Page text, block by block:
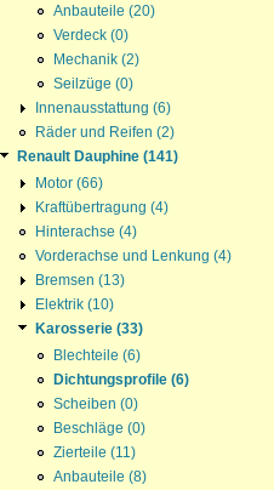
Anbauteile (20)
Verdeck (0)
Mechanik (2)
Seilzüge (0)
Innenausstattung (6)
Räder und Reifen (2)
Renault Dauphine (141)
Motor (66)
Kraftübertragung (4)
Hinterachse (4)
Vorderachse und Lenkung (4)
Bremsen (13)
Elektrik (10)
Karosserie (33)
Blechteile (6)
Dichtungsprofile (6)
Scheiben (0)
Beschläge (0)
Zierteile (11)
Anbauteile (8)